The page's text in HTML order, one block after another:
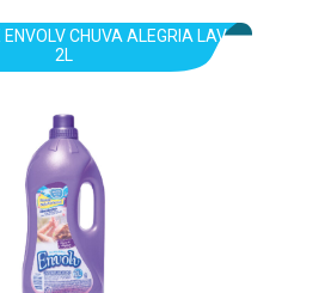
CHUVA ALEGRIA LAV
2L